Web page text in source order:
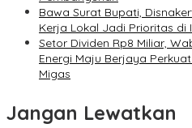
Bawa Surat Bupati,
Kerja Lokal Jadi Prioritas di
Setor Dividen Rp8 Miliar,
Energi Maju Berjaya
Migas
Jangan Lewatkan